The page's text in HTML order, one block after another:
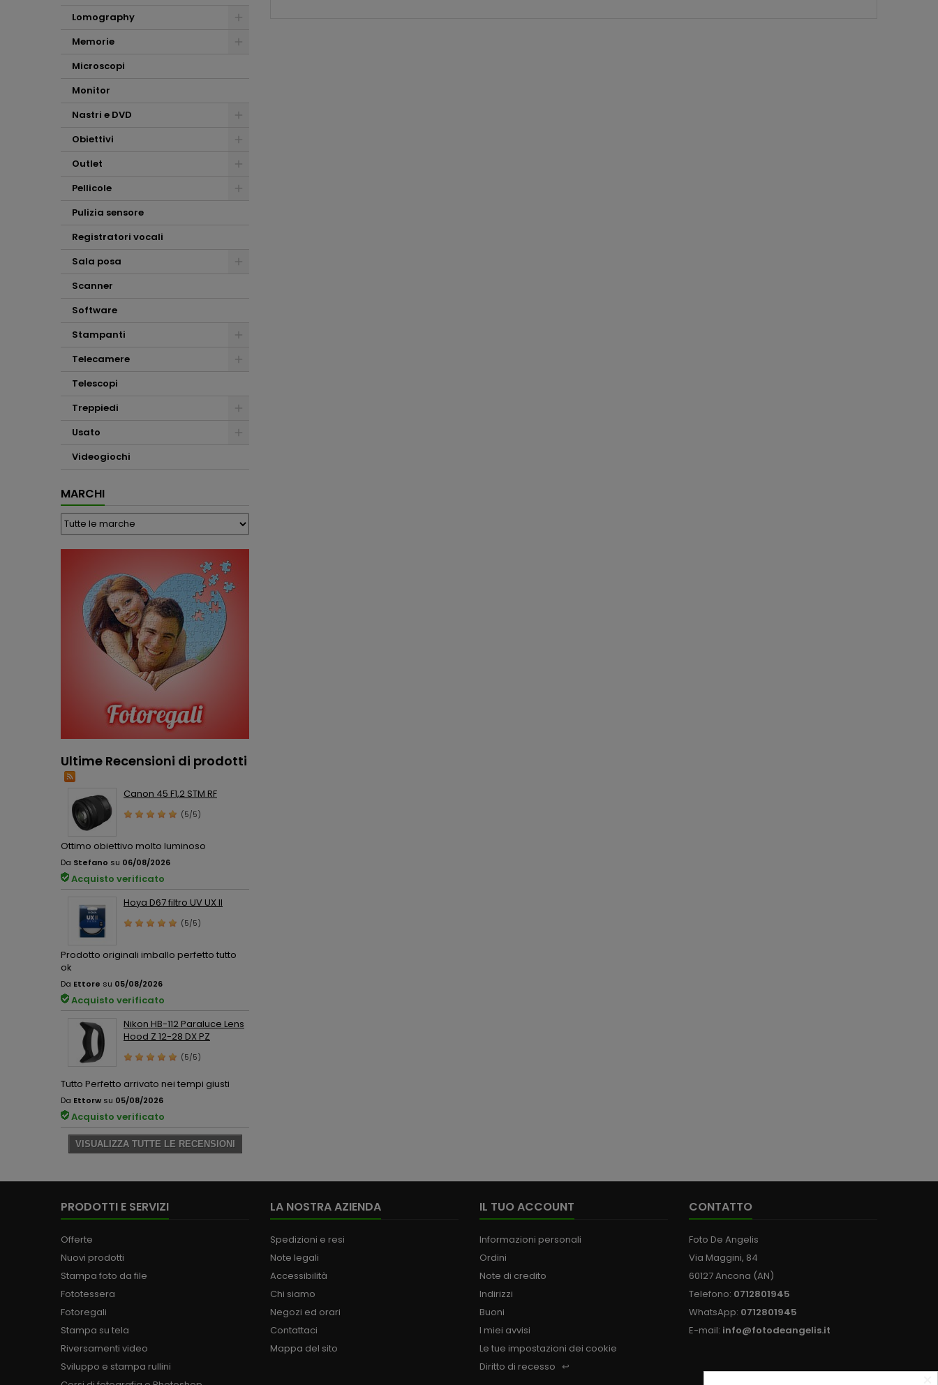
Lomography
Memorie
Microscopi
Monitor
Nastri e DVD
Obiettivi
Outlet
Pellicole
Pulizia sensore
Registratori vocali
Sala posa
Scanner
Software
Stampanti
Telecamere
Telescopi
Treppiedi
Usato
Videogiochi
MARCHI
Ultime Recensioni di prodotti
Canon 45 F1,2 STM RF
(5/5)
Ottimo obiettivo molto luminoso
Da Stefano su 06/08/2026
Acquisto verificato
Hoya D67 filtro UV UX II
(5/5)
Prodotto originali imballo perfetto tutto
ok
Da Ettore su 05/08/2026
Acquisto verificato
Nikon HB-112 Paraluce Lens
Hood Z 12-28 DX PZ
(5/5)
Tutto Perfetto arrivato nei tempi giusti
Da Ettorw su 05/08/2026
Acquisto verificato
VISUALIZZA TUTTE LE RECENSIONI
PRODOTTI E SERVIZI
Offerte
Nuovi prodotti
Stampa foto da file
Fototessera
Fotoregali
Stampa su tela
Riversamenti video
Sviluppo e stampa rullini
LA NOSTRA AZIENDA
Spedizioni e resi
Note legali
Accessibilità
Chi siamo
Negozi ed orari
Contattaci
Mappa del sito
IL TUO ACCOUNT
Informazioni personali
Ordini
Note di credito
Indirizzi
Buoni
I miei avvisi
Le tue impostazioni dei cookie
Diritto di recesso ↩
CONTATTO
Foto De Angelis
Via Maggini, 84
60127 Ancona (AN)
Telefono: 0712801945
WhatsApp: 0712801945
E-mail: info@fotodeangelis.it